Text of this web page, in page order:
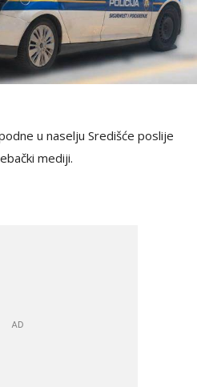
u naselju Središće poslije
mediji.